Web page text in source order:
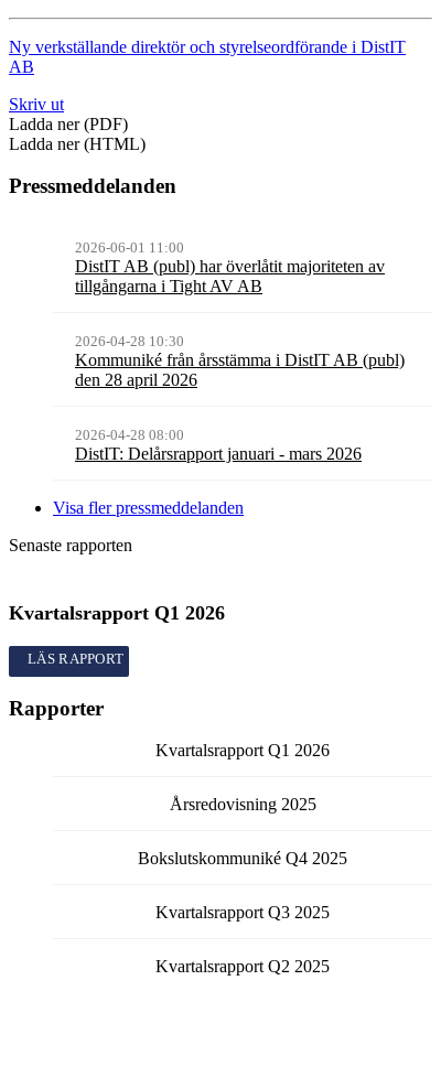
Ny verkställande direktör och styrelseordförande i DistIT
AB
Skriv ut
Ladda ner (PDF)
Ladda ner (HTML)
Pressmeddelanden
2026-06-01 11:00
DistIT AB (publ) har överlåtit majoriteten av
tillgångarna i Tight AV AB
2026-04-28 10:30
Kommuniké från årsstämma i DistIT AB (publ)
den 28 april 2026
2026-04-28 08:00
DistIT: Delårsrapport januari - mars 2026
Visa fler pressmeddelanden
Senaste rapporten
Kvartalsrapport Q1 2026
Kvartalsrapport
Rapporter
Kvartalsrapport Q1 2026
Årsredovisning 2025
Bokslutskommuniké Q4 2025
Kvartalsrapport Q3 2025
Kvartalsrapport Q2 2025